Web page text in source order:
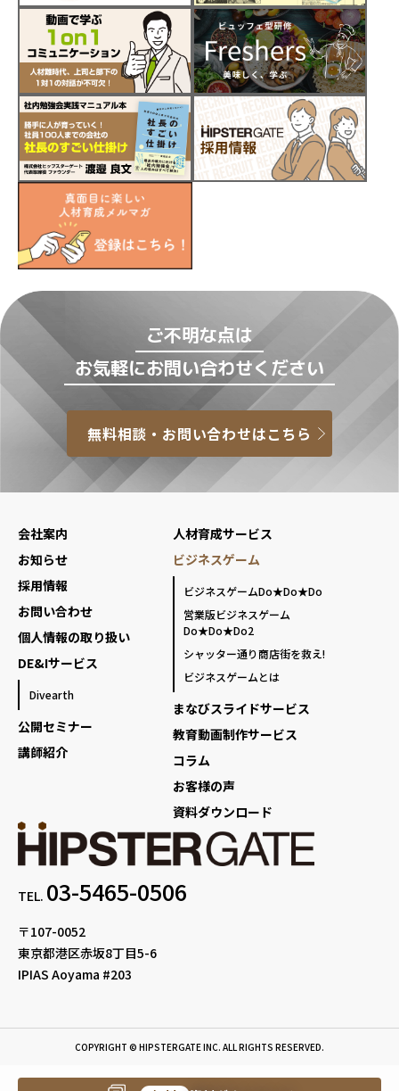
ご不明な点は
お気軽にお問い合わせください
無料相談・お問い合わせはこちら
TEL. 03-5465-0506
〒107-0052
東京都港区赤坂8丁目5-6
IPIAS Aoyama #203
会社案内
お知らせ
採用情報
お問い合わせ
個人情報の取り扱い
DE&Iサービス
Divearth
公開セミナー
講師紹介
人材育成サービス
ビジネスゲーム
ビジネスゲームDo★Do★Do
営業版ビジネスゲーム
Do★Do★Do2
シャッター通り商店街を救え!
ビジネスゲームとは
まなびスライドサービス
教育動画制作サービス
コラム
お客様の声
資料ダウンロード
COPYRIGHT © HIPSTERGATE INC. ALL RIGHTS RESERVED.